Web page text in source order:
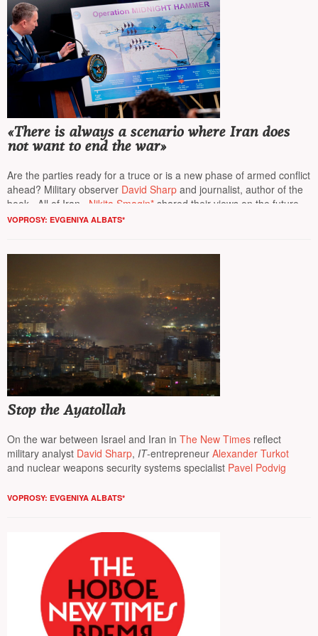
«There is always a scenario where Iran does
not want to end the war»
Are the parties ready for a truce or is a new phase of armed conflict
ahead? Military observer David Sharp and journalist, author of the
book «All of Iran» Nikita Smagin* shared their views on the future of
the hottest conflict in the Middle East with
VOPROSY: EVGENIYA ALBATS*
Stop the Ayatollah
On the war between Israel and Iran in The New Times reflect
military analyst David Sharp, IT-entrepreneur Alexander Turkot
and nuclear weapons security systems specialist Pavel Podvig
VOPROSY: EVGENIYA ALBATS*